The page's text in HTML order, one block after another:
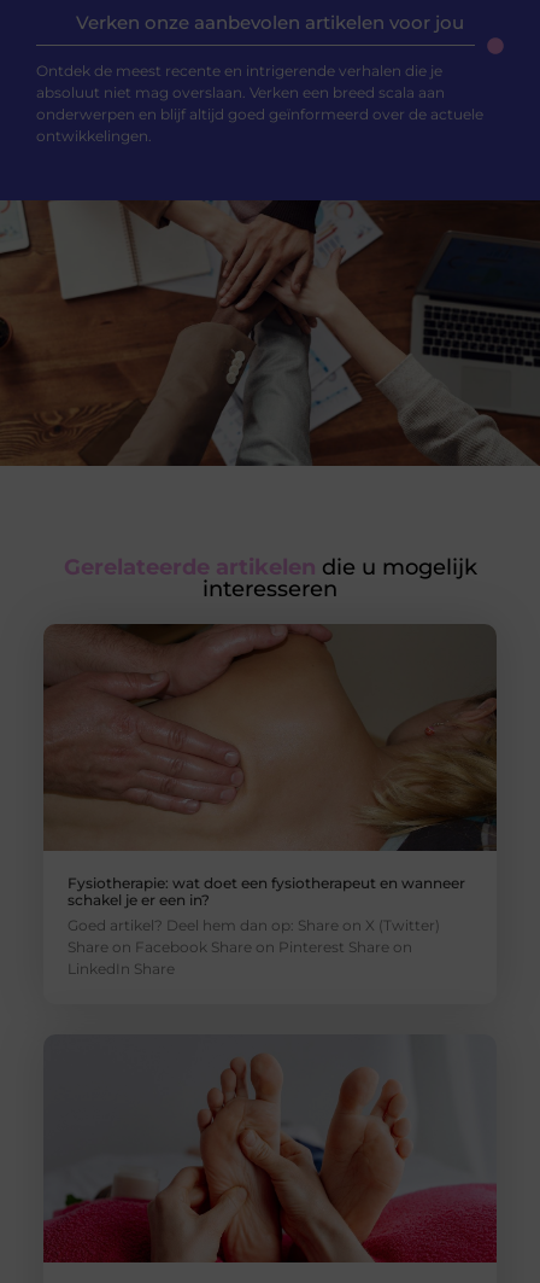
Verken onze aanbevolen artikelen voor jou
Ontdek de meest recente en intrigerende verhalen die je
absoluut niet mag overslaan. Verken een breed scala aan
onderwerpen en blijf altijd goed geïnformeerd over de actuele
ontwikkelingen.
Gerelateerde artikelen die u mogelijk
interesseren
Fysiotherapie: wat doet een fysiotherapeut en wanneer
schakel je er een in?
Goed artikel? Deel hem dan op: Share on X (Twitter)
Share on Facebook Share on Pinterest Share on
LinkedIn Share